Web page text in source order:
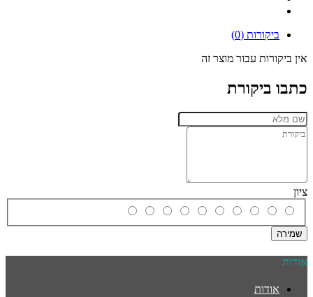
ביקורות (0)
אין ביקורות עבור מוצר זה
כתבו ביקורת
ציון
שמירה
אודות
אודות